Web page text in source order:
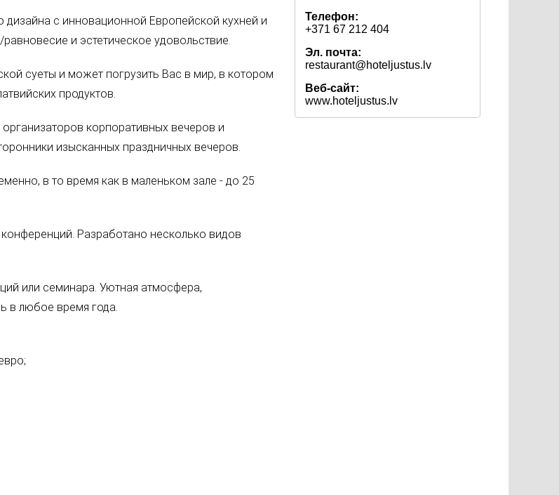
с инновационной Европейской кухней и
и эстетическое удовольствие.
суеты и может погрузить Вас в мир, в котором
продуктов.
корпоративных вечеров и
изысканных праздничных вечеров.
в то время как в маленьком зале - до 25
Разработано несколько видов
или семинара. Уютная атмосфера,
в любое время года.
Телефон:
+371 67 212 404
Эл. почта:
restaurant@hoteljustus.lv
Веб-сайт:
www.hoteljustus.lv